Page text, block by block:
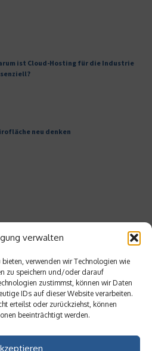
verwalten
verwenden wir Technologien wie
zu speichern und/oder darauf
zustimmst, können wir Daten
IDs auf dieser Website verarbeiten.
erteilst oder zurückziehst, können
beeinträchtigt werden.
ist Cloud-Hosting für die Industrie
neu denken
zur Eröffnung eines
Worldwide: Eine Ikone der globalen
im Wandel der Zeit